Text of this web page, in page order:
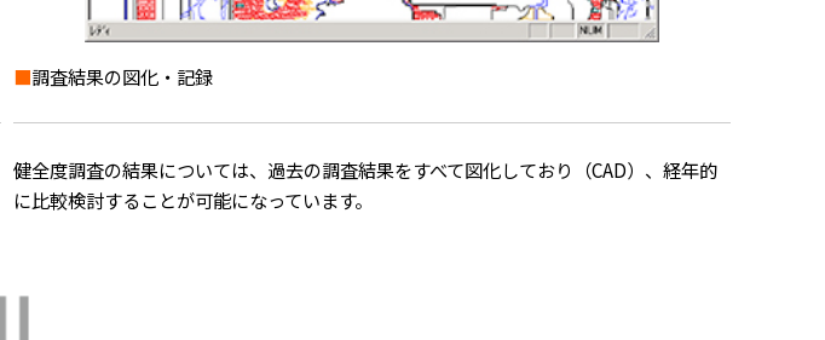
■調査結果の図化・記録
健全度調査の結果については、過去の調査結果をすべて図化しており（CAD）、経年的
に比較検討することが可能になっています。